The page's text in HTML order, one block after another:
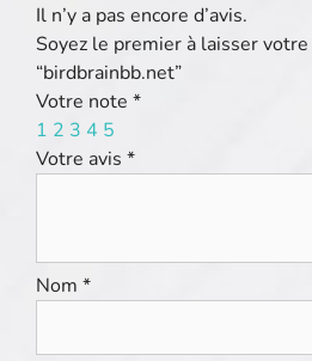
Il n’y a pas encore d’avis.
Soyez le premier à laisser
“birdbrainbb.net”
Votre note *
1 2 3 4 5
Votre avis *
Nom *